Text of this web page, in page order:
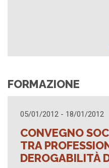
FORMAZIONE
DI CAPITALI
TARIFFE